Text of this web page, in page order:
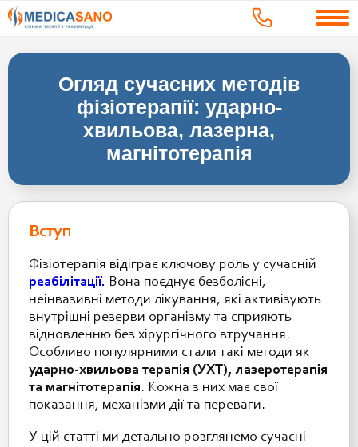
Огляд сучасних методів
фізіотерапії: ударно-
хвильова, лазерна,
магнітотерапія
Вступ
Фізіотерапія відіграє ключову роль у сучасній
реабілітації. Вона поєднує безболісні,
неінвазивні методи лікування, які активізують
внутрішні резерви організму та сприяють
відновленню без хірургічного втручання.
Особливо популярними стали такі методи як
ударно-хвильова терапія (УХТ), лазеротерапія
та магнітотерапія. Кожна з них має свої
показання, механізми дії та переваги.
У цій статті ми детально розглянемо сучасні